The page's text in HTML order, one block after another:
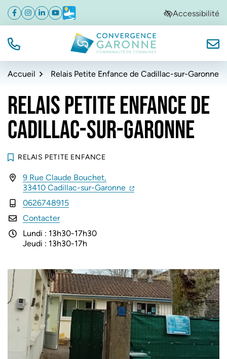
Aller
navigation
Aller
au
Aller
au
de
Facebook
(ouverture dans un nouvel onglet)
Instagram
(ouverture dans un nouvel onglet)
Linkedin
(ouverture dans un nouvel onglet)
YouTube
(ouverture dans un nouvel onglet)
Météo
(ouverture dans un nouvel onglet)Accessibilité
TÉL. Convergence Garonne
Accueil Relais Petite Enfance de Cadillac-sur-Garonne
RELAIS PETITE ENFANCE DE
CADILLAC-SUR-GARONNE
RELAIS PETITE ENFANCE
INFOS UTILES
9 Rue Claude Bouchet,
33410 Cadillac-sur-Garonne (ouverture dans un nouvel
(ouverture dans un
0626748915
Contacter
Lundi : 13h30-17h30
Jeudi : 13h30-17h